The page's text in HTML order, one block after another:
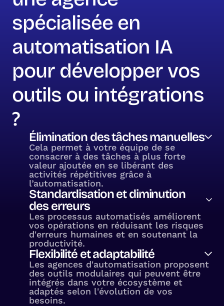
spécialisée en
automatisation IA
pour développer vos
outils ou intégrations
?
Élimination des tâches manuelles
Cela permet à votre équipe de se
consacrer à des tâches à plus forte
valeur ajoutée en se libérant des
activités répétitives grâce à
l’automatisation.
Standardisation et diminution
des erreurs
Les processus automatisés améliorent
vos opérations en réduisant les risques
d'erreurs humaines et en soutenant la
productivité.
Flexibilité et adaptabilité
Les agences d'automatisation proposent
des outils modulaires qui peuvent être
intégrés dans votre écosystème et
adaptés selon l'évolution de vos
besoins.